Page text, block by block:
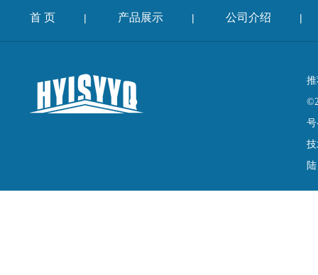
首 页 | 产品展示 | 公司介绍 |
号
陆